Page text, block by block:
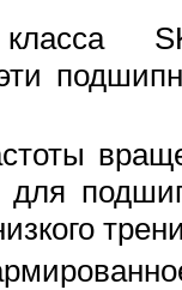
эти
для